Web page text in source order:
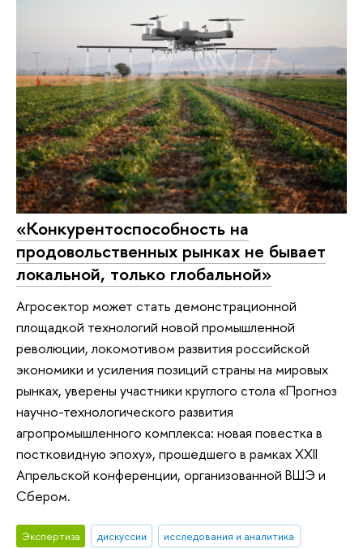
«Конкурентоспособность на
продовольственных рынках не бывает
локальной, только глобальной»
Агросектор может стать демонстрационной
площадкой технологий новой промышленной
революции, локомотивом развития российской
экономики и усиления позиций страны на мировых
рынках, уверены участники круглого стола «Прогноз
научно-технологического развития
агропромышленного комплекса: новая повестка в
постковидную эпоху», прошедшего в рамках XXII
Апрельской конференции, организованной ВШЭ и
Сбером.
Экспертиза дискуссии
исследования и аналитика